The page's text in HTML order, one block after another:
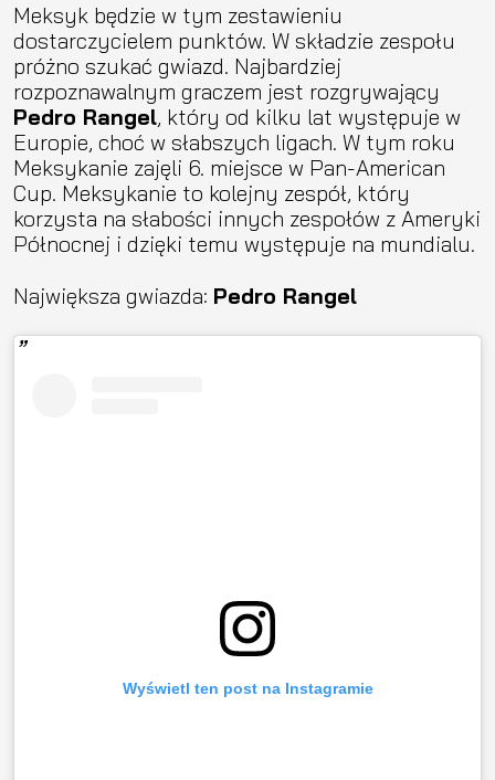
Meksyk będzie w tym zestawieniu
dostarczycielem punktów. W składzie zespołu
próżno szukać gwiazd. Najbardziej
rozpoznawalnym graczem jest rozgrywający
Pedro Rangel, który od kilku lat występuje w
Europie, choć w słabszych ligach. W tym roku
Meksykanie zajęli 6. miejsce w Pan-American
Cup. Meksykanie to kolejny zespół, który
korzysta na słabości innych zespołów z Ameryki
Północnej i dzięki temu występuje na mundialu.
Największa gwiazda: Pedro Rangel
Wyświetl ten post na Instagramie